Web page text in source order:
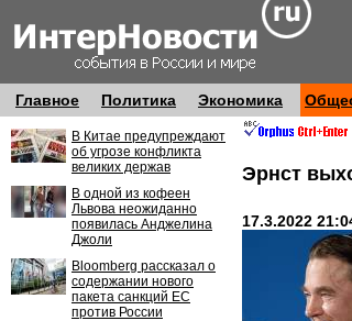
Главное Политика Экономика
В Китае предупреждают
об угрозе конфликта
великих держав
В одной из кофеен
Львова неожиданно
появилась Анджелина
Джоли
Bloomberg рассказал о
содержании нового
пакета санкций ЕС
против России
Эрнст
17.3.2022